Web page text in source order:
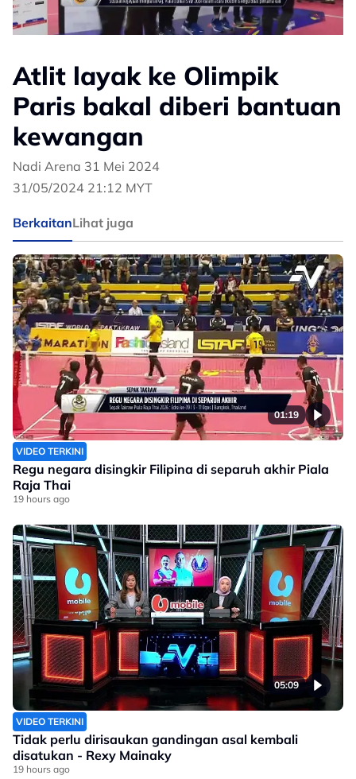
Atlit layak ke Olimpik
Paris bakal diberi bantuan
kewangan
Nadi Arena 31 Mei 2024
31/05/2024 21:12 MYT
BerkaitanLihat juga
01:19
VIDEO TERKINI
Regu negara disingkir Filipina di separuh akhir Piala
Raja Thai
19 hours ago
05:09
VIDEO TERKINI
Tidak perlu dirisaukan gandingan asal kembali
disatukan - Rexy Mainaky
19 hours ago